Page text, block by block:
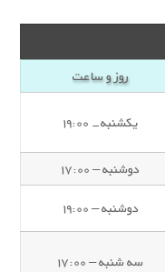
روز و ساعت
یکشنبه- ۱۹:۰۰
دوشنبه – ۱۷:۰۰
دوشنبه – ۱۹:۰۰
سه شنبه – ۱۷:۰۰